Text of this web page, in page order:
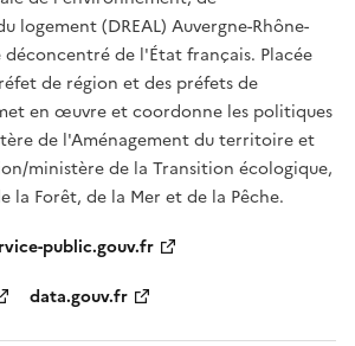
logement (DREAL) Auvergne-Rhône-
déconcentré de l'État français. Placée
de région et des préfets de
en œuvre et coordonne les politiques
de l'Aménagement du territoire et
ministère de la Transition écologique,
la Forêt, de la Mer et de la Pêche.
public.gouv.fr
data.gouv.fr